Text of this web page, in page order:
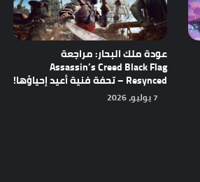
عودة ملك البحار: مراجعة
Assassin’s Creed Black Flag
Resynced – تحفة فنية أعيد إحياؤها!
7 يوليو، 2026